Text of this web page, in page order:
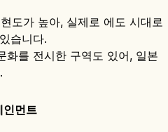
도가 높아, 실제로 에도 시대로
습니다.
화를 전시한 구역도 있어, 일본
인먼트